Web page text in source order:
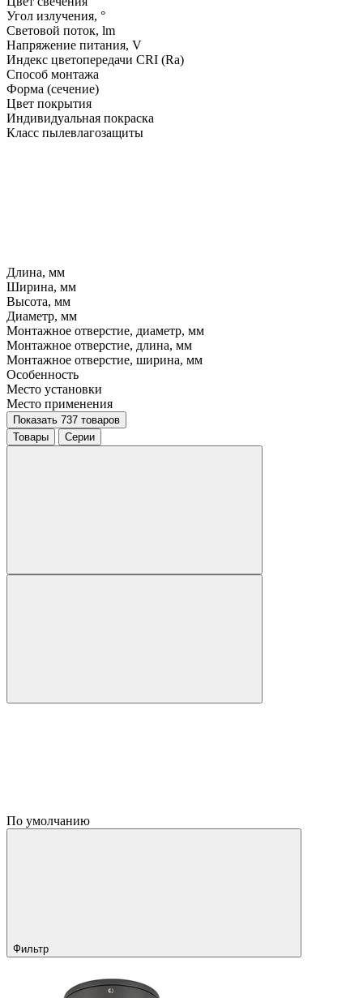
Угол излучения, °
Световой поток, lm
Напряжение питания, V
Индекс цветопередачи CRI (Ra)
Способ монтажа
Форма (сечение)
Цвет покрытия
Индивидуальная покраска
Класс пылевлагозащиты
Длина, мм
Ширина, мм
Высота, мм
Диаметр, мм
Монтажное отверстие, диаметр, мм
Монтажное отверстие, длина, мм
Монтажное отверстие, ширина, мм
Особенность
Место установки
Место применения
Показать 737 товаров
Товары
Серии
По умолчанию
Фильтр